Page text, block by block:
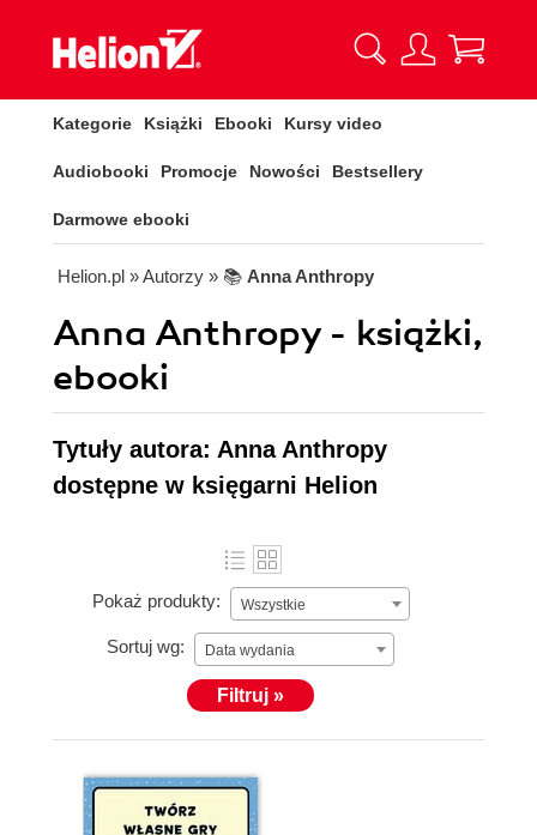
Kategorie Książki Ebooki Kursy video
Audiobooki Promocje Nowości Bestsellery
Darmowe ebooki
Helion.pl » Autorzy » 📚 Anna Anthropy
Anna Anthropy - książki,
ebooki
Tytuły autora: Anna Anthropy
dostępne w księgarni Helion
Pokaż produkty: Wszystkie
Sortuj wg: Data wydania
Filtruj »